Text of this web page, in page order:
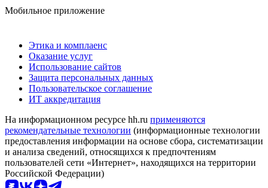
Мобильное приложение
Этика и комплаенс
Оказание услуг
Использование сайтов
Защита персональных данных
Пользовательское соглашение
ИТ аккредитация
На информационном ресурсе hh.ru применяются
рекомендательные технологии (информационные технологии
предоставления информации на основе сбора, систематизации
и анализа сведений, относящихся к предпочтениям
пользователей сети «Интернет», находящихся на территории
Российской Федерации)